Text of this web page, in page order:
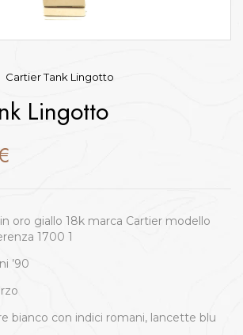
Cartier Tank Lingotto
Lingotto
oro giallo 18k marca Cartier modello
1700 1
’90
bianco con indici romani, lancette blu